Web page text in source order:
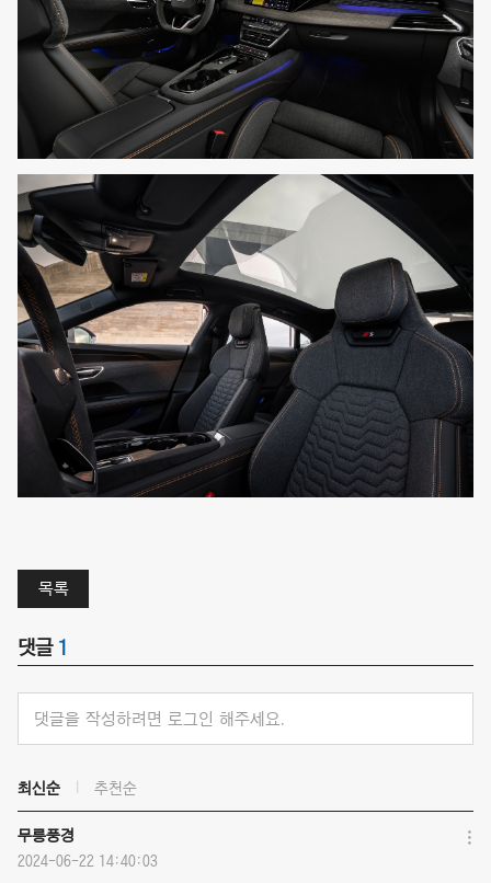
목록
댓글 1
댓글을 작성하려면 로그인 해주세요.
최신순 추천순
무릉풍경
2024-06-22 14:40:03